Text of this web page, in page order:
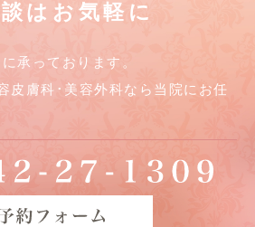
はお気軽に
承っております。
皮膚科･美容外科なら当院にお任